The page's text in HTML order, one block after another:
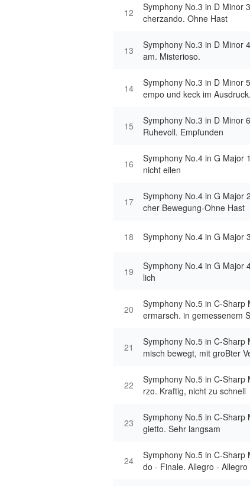
12
Symphony No.3 in D Minor
cherzando. Ohne Hast
13
Symphony No.3 in D Minor
am. Misterioso.
14
Symphony No.3 in D Minor
empo und keck im Ausdruck.
15
Symphony No.3 in D Minor
Ruhevoll. Empfunden
16
Symphony No.4 in G Major
nicht eilen
17
Symphony No.4 in G Major
cher Bewegung-Ohne Hast
18 Symphony No.4 in G Major
19
Symphony No.4 in G Major
lich
20
Symphony No.5 in C-Sharp
ermarsch. in gemessenem
21
Symphony No.5 in C-Sharp
misch bewegt, mit groBter
22
Symphony No.5 in C-Sharp
rzo. Kraftig, nicht zu schnell
23
Symphony No.5 in C-Sharp
gietto. Sehr langsam
24
Symphony No.5 in C-Sharp
do - Finale. Allegro -